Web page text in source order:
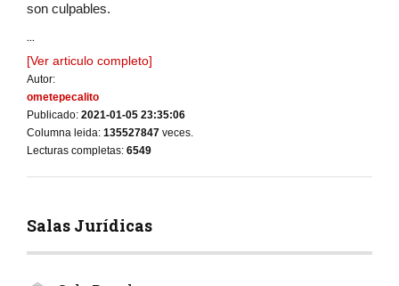
son culpables.
...
[Ver articulo completo]
Autor:
ometepecalito
Publicado: 2021-01-05 23:35:06
Columna leida: 135527847 veces.
Lecturas completas: 6549
Salas Jurídicas